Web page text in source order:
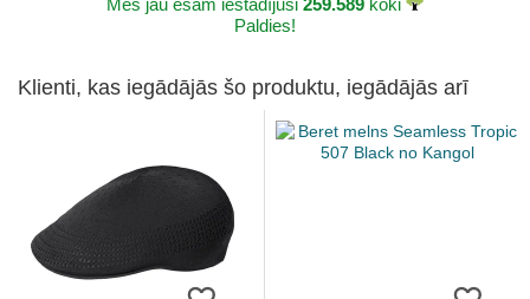
Mēs jau esam iestādījuši 259.589 koki
Paldies!
Klienti, kas iegādājās šo produktu, iegādājās arī